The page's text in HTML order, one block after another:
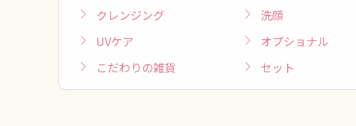
クレンジング
洗顔
UVケア
オプショナル
こだわりの雑貨
セット